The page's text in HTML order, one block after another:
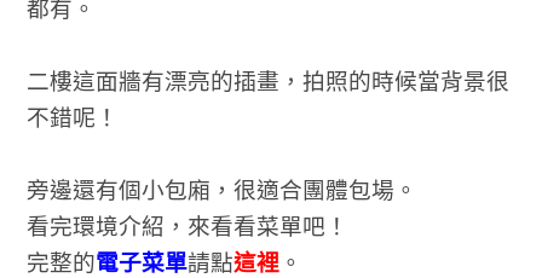
都有。
二樓這面牆有漂亮的插畫，拍照的時候當背景很
不錯呢！
旁邊還有個小包廂，很適合團體包場。
看完環境介紹，來看看菜單吧！
完整的電子菜單請點這裡。